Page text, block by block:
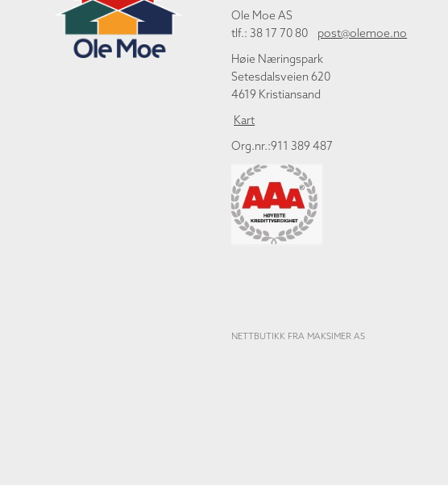
Ole Moe AS
tlf.: 38 17 70 80 post@olemoe.no
Høie Næringspark
Setesdalsveien 620
4619 Kristiansand
Kart
Org.nr.:911 389 487
NETTBUTIKK FRA MAKSIMER AS